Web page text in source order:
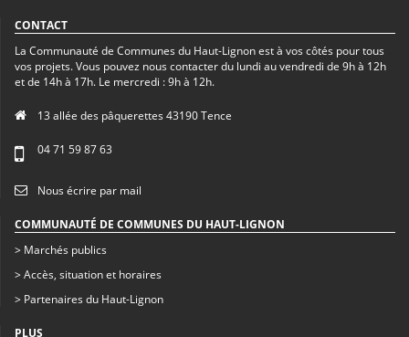
CONTACT
La Communauté de Communes du Haut-Lignon est à vos côtés pour tous
vos projets. Vous pouvez nous contacter du lundi au vendredi de 9h à 12h
et de 14h à 17h. Le mercredi : 9h à 12h.
13 allée des pâquerettes 43190 Tence
04 71 59 87 63
Nous écrire par mail
COMMUNAUTÉ DE COMMUNES DU HAUT-LIGNON
> Marchés publics
> Accès, situation et horaires
> Partenaires du Haut-Lignon
PLUS